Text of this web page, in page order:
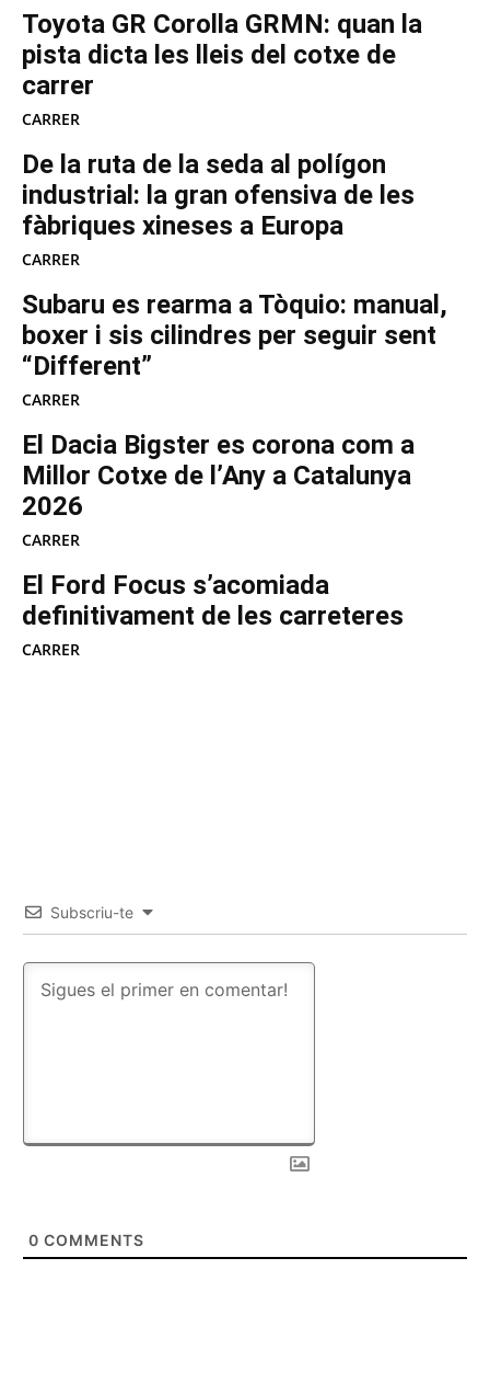
Toyota GR Corolla GRMN: quan la
pista dicta les lleis del cotxe de
carrer
CARRER
De la ruta de la seda al polígon
industrial: la gran ofensiva de les
fàbriques xineses a Europa
CARRER
Subaru es rearma a Tòquio: manual,
boxer i sis cilindres per seguir sent
“Different”
CARRER
El Dacia Bigster es corona com a
Millor Cotxe de l’Any a Catalunya
2026
CARRER
El Ford Focus s’acomiada
definitivament de les carreteres
CARRER
Subscriu-te
0 COMMENTS